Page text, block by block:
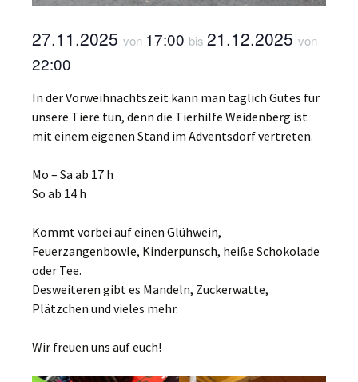
27.11.2025 von 17:00 bis 21.12.2025 von
22:00
In der Vorweihnachtszeit kann man täglich Gutes für
unsere Tiere tun, denn die Tierhilfe Weidenberg ist
mit einem eigenen Stand im Adventsdorf vertreten.
Mo – Sa ab 17 h
So ab 14 h
Kommt vorbei auf einen Glühwein,
Feuerzangenbowle, Kinderpunsch, heiße Schokolade
oder Tee.
Desweiteren gibt es Mandeln, Zuckerwatte,
Plätzchen und vieles mehr.
Wir freuen uns auf euch!